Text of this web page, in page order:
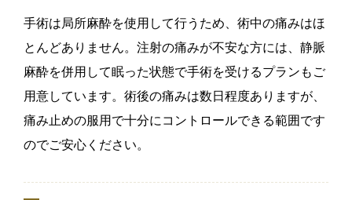
手術は局所麻酔を使用して行うため、術中の痛みはほ
とんどありません。注射の痛みが不安な方には、静脈
麻酔を併用して眠った状態で手術を受けるプランもご
用意しています。術後の痛みは数日程度ありますが、
痛み止めの服用で十分にコントロールできる範囲です
のでご安心ください。